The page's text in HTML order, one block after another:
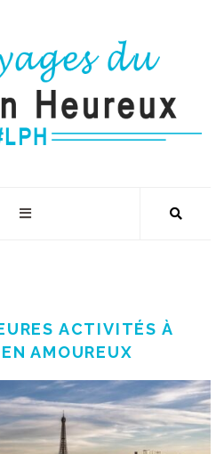
ACTIVITÉS À
AMOUREUX